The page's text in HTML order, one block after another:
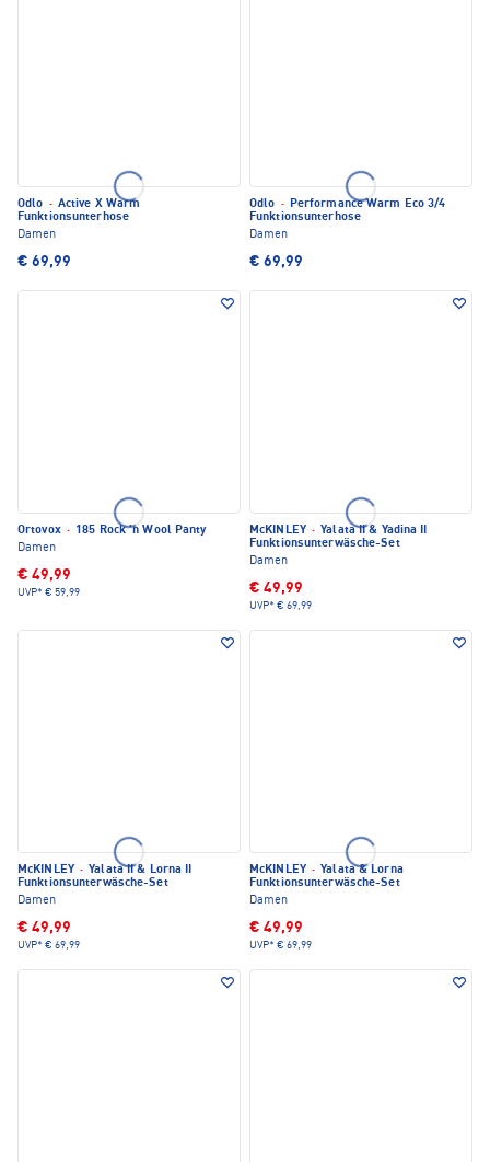
Odlo · Active X Warm
Funktionsunterhose
Damen
€ 69,99
Odlo · Performance Warm Eco 3/4
Funktionsunterhose
Damen
€ 69,99
Ortovox · 185 Rock 'n Wool Panty
Damen
€ 49,99
UVP* € 59,99
McKINLEY · Yalata II & Yadina II
Funktionsunterwäsche-Set
Damen
€ 49,99
UVP* € 69,99
McKINLEY · Yalata II & Lorna II
Funktionsunterwäsche-Set
Damen
€ 49,99
UVP* € 69,99
McKINLEY · Yalata & Lorna
Funktionsunterwäsche-Set
Damen
€ 49,99
UVP* € 69,99